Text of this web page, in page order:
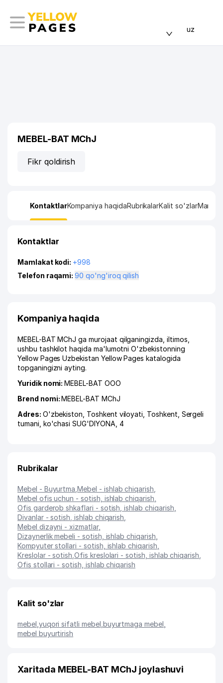
uz
MEBEL-BAT MChJ
Fikr qoldirish
KontaktlarKompaniya haqidaRubrikalarKalit so'zlarManzil
Kontaktlar
Mamlakat kodi: +998
Telefon raqami:
90 qo'ng'iroq qilish
Kompaniya haqida
MEBEL-BAT MChJ ga murojaat qilganingizda, iltimos,
ushbu tashkilot haqida ma'lumotni O'zbekistonning
Yellow Pages Uzbekistan Yellow Pages katalogida
topganingizni ayting.
Yuridik nomi:MEBEL-BAT ООО
Brend nomi:MEBEL-BAT MChJ
Adres: O'zbekiston, Toshkent viloyati Toshkent Sergeli
tumani ko'chasi SUG'DIYONA , 4
Rubrikalar
Mebel - Buyurtma ,Mebel - ishlab chiqarish
Mebel ofis uchun - sotish, ishlab chiqarish
Ofis garderob shkaflari - sotish, ishlab chiqarish
Divanlar - sotish, ishlab chiqarish
Mebel dizayni - xizmatlar,
Dizaynerlik mebeli - sotish, ishlab chiqarish
Kompyuter stollari - sotish, ishlab chiqarish
Kreslolar - sotish ,Ofis kreslolari - sotish, ishlab chiqarish
Ofis stollari - sotish, ishlab chiqarish
Kalit so'zlar
mebel yuqori sifatli mebel buyurtmaga mebel
mebel buyurtirish
Xaritada MEBEL-BAT MChJ joylashuvi